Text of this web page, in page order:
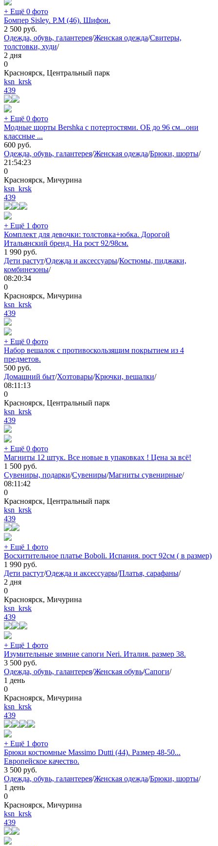
+ Ещё 0 фото
Бомпер Sisley. Р.М (46). Шифон.
2 500 руб.
Одежда, обувь, галантерея/Женская одежда/Свитеры,
толстовки, худи/
2 дня
0
Красноярск, Центральный парк
ksn_krsk
439
+ Ещё 0 фото
Модные шорты Bershka с потертостями. ОБ до 96 см...они
классные ...
600 руб.
Одежда, обувь, галантерея/Женская одежда/Брюки, шорты/
21:54:23
0
Красноярск, Мичурина
ksn_krsk
439
+ Ещё 1 фото
Комплект для девочки: толстовка+юбка. Дорогой
Итальянский бренд. На рост 92/98см.
1 990 руб.
Дети растут/Одежда и аксессуары/Костюмы, пиджаки,
комбинезоны/
08:20:34
0
Красноярск, Мичурина
ksn_krsk
439
+ Ещё 0 фото
Набор вешалок с противоскользящим покрытием из 4
предметов.
500 руб.
Домашний быт/Хозтовары/Крючки, вешалки/
08:11:13
0
Красноярск, Центральный парк
ksn_krsk
439
+ Ещё 0 фото
Магниты 12 штук. Все новые в упаковках ! Цена за всё!
1 500 руб.
Сувениры, подарки/Сувениры/Магниты сувенирные/
08:11:42
0
Красноярск, Центральный парк
ksn_krsk
439
+ Ещё 1 фото
Восхитительное платье Boboli. Испания. рост 92см ( в размер)
1 990 руб.
Дети растут/Одежда и аксессуары/Платья, сарафаны/
2 дня
0
Красноярск, Мичурина
ksn_krsk
439
+ Ещё 1 фото
Изумительные зимние сапоги Neri. Италия. размер 38.
3 500 руб.
Одежда, обувь, галантерея/Женская обувь/Сапоги/
1 день
0
Красноярск, Мичурина
ksn_krsk
439
+ Ещё 1 фото
Брюки костюмные Massimo Dutti (44). Размер 48-50...
Европейское качество.
3 500 руб.
Одежда, обувь, галантерея/Женская одежда/Брюки, шорты/
1 день
0
Красноярск, Мичурина
ksn_krsk
439